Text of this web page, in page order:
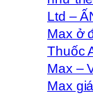
Ltd –
Max ở
Thuốc
Max –
Max